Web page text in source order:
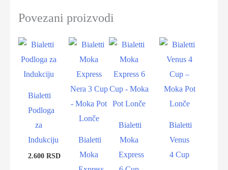
Povezani proizvodi
Bialetti
Podloga
za
Indukciju
2.600RSD
Bialetti
Moka
Bialetti
Moka
Express
Bialetti
Venus
4 Cup